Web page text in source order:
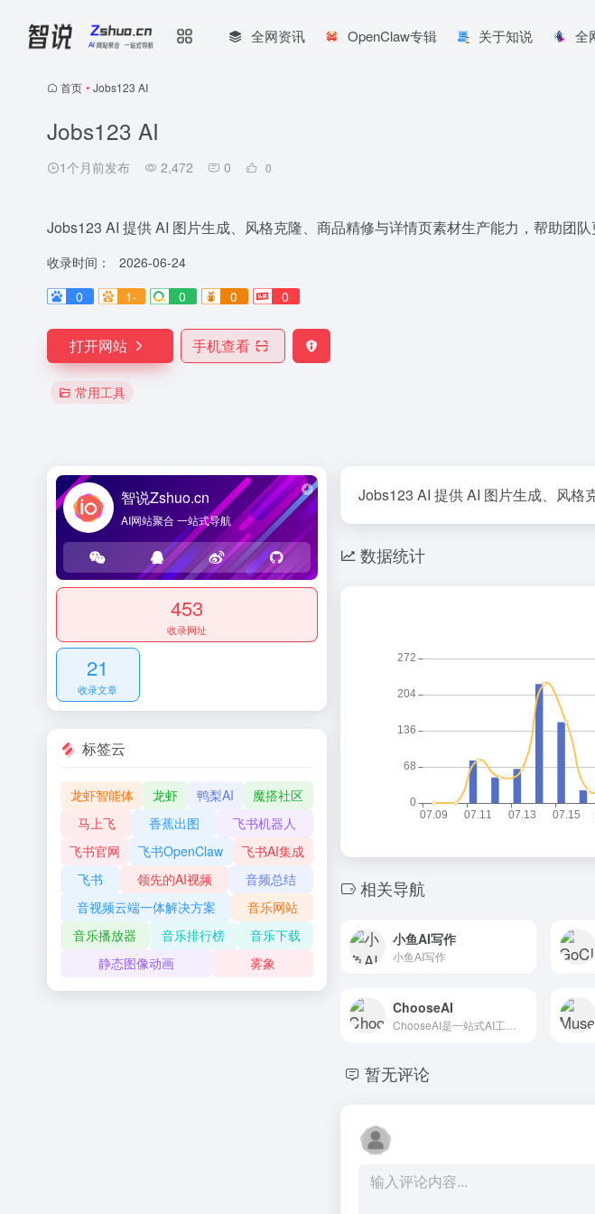
全网资讯 OpenClaw专辑 关于知说 全
首页 • Jobs123 AI
Jobs123 AI
1个月前发布 2,472 0 0
Jobs123 AI 提供 AI 图片生成、风格克隆、商品精修与详情页素材生产能力，帮助团队
收录时间：
2026-06-24
0
1- 0 0 0
打开网站 手机查看
常用工具
Jobs123 AI 提供 AI 图片生成、风格
数据统计
相关导航
小鱼AI写作
小鱼AI写作
ChooseAI
暂无评论
智说Zshuo.cn
AI网站聚合 一站式导航
453
收录网址
21
收录文章
标签云
龙虾智能体 龙虾 鸭梨AI
魔搭社区
马上飞
香蕉出图
飞书机器人
飞书官网
飞书OpenClaw
飞书AI集成
飞书
领先的AI视频
音频总结
音视频云端一体解决方案
音乐网站
音乐播放器
音乐排行榜
音乐下载
静态图像动画
雾象